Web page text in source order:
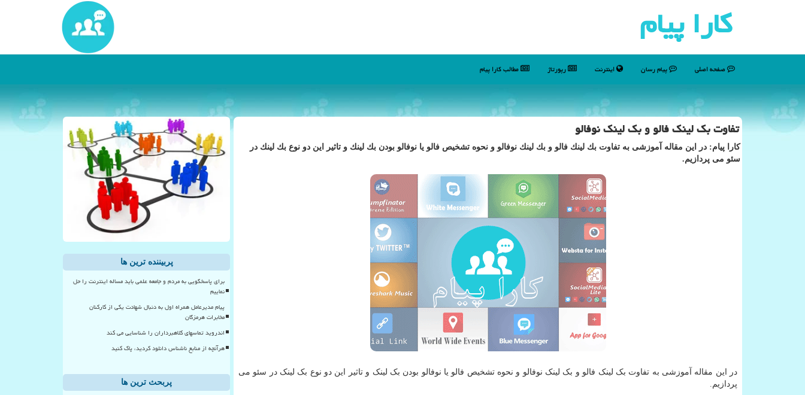
كارا پیام
صفحه اصلی پیام رسان اینترنت رپورتاژ مطالب كارا پیام
تفاوت بك لینك فالو و بك لینك نوفالو
كارا پیام: در این مقاله آموزشی به تفاوت بك لینك فالو و بك لینك نوفالو و نحوه تشخیص فالو یا نوفالو بودن بك لینك و تاثیر این دو نوع بك لینك در
سئو می پردازیم.
در این مقاله آموزشی به تفاوت بک لینک فالو و بک لینک نوفالو و نحوه تشخیص فالو یا نوفالو بودن بک لینک و تاثیر این دو نوع بک لینک در سئو می
پردازیم.
پربیننده ترین ها
برای پاسخگویی به مردم و جامعه علمی باید مساله اینترنت را حل
نماییم
پیام مدیرعامل همراه اول به دنبال شهادت یکی از کارکنان
مخابرات هرمزگان
اندروید تماسهای کلاهبرداران را شناسایی می کند
هرآنچه از منابع ناشناس دانلود کردید، پاک کنید
پربحث ترین ها